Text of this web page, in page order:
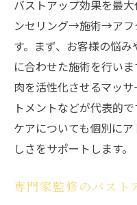
バストアップ効果を最
ンセリング→施術→アフ
す。まず、お客様の悩
に合わせた施術を行い
肉を活性化させるマッ
トメントなどが代表的
ケアについても個別に
しさをサポートします。
専門家監修のバスト